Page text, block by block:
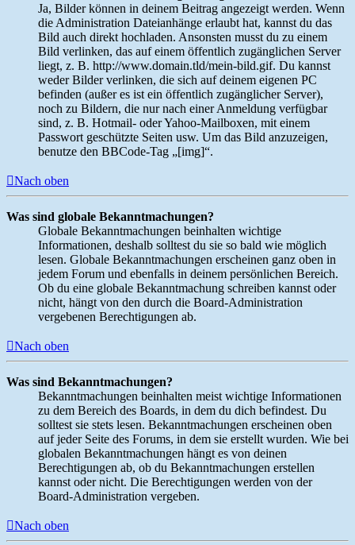
Ja, Bilder können in deinem Beitrag angezeigt werden. Wenn
die Administration Dateianhänge erlaubt hat, kannst du das
Bild auch direkt hochladen. Ansonsten musst du zu einem
Bild verlinken, das auf einem öffentlich zugänglichen Server
liegt, z. B. http://www.domain.tld/mein-bild.gif. Du kannst
weder Bilder verlinken, die sich auf deinem eigenen PC
befinden (außer es ist ein öffentlich zugänglicher Server),
noch zu Bildern, die nur nach einer Anmeldung verfügbar
sind, z. B. Hotmail- oder Yahoo-Mailboxen, mit einem
Passwort geschützte Seiten usw. Um das Bild anzuzeigen,
benutze den BBCode-Tag „[img]“.
Nach oben
Was sind globale Bekanntmachungen?
Globale Bekanntmachungen beinhalten wichtige
Informationen, deshalb solltest du sie so bald wie möglich
lesen. Globale Bekanntmachungen erscheinen ganz oben in
jedem Forum und ebenfalls in deinem persönlichen Bereich.
Ob du eine globale Bekanntmachung schreiben kannst oder
nicht, hängt von den durch die Board-Administration
vergebenen Berechtigungen ab.
Nach oben
Was sind Bekanntmachungen?
Bekanntmachungen beinhalten meist wichtige Informationen
zu dem Bereich des Boards, in dem du dich befindest. Du
solltest sie stets lesen. Bekanntmachungen erscheinen oben
auf jeder Seite des Forums, in dem sie erstellt wurden. Wie bei
globalen Bekanntmachungen hängt es von deinen
Berechtigungen ab, ob du Bekanntmachungen erstellen
kannst oder nicht. Die Berechtigungen werden von der
Board-Administration vergeben.
Nach oben